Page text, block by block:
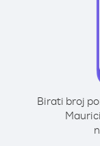
Birati broj